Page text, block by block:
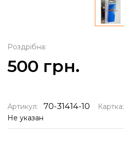
Роздрібна:
500 грн.
Артикул: 70-31414-10 Картка:
Не указан